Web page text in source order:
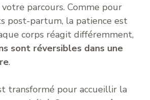
parcours. Comme pour
post-partum, la patience est
corps réagit différemment,
sont réversibles dans une
.
transformé pour accueillir la